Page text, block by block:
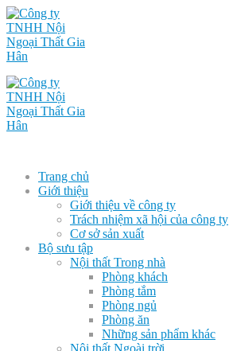
Trang chủ
Giới thiệu
Giới thiệu về công ty
Trách nhiệm xã hội của công ty
Cơ sở sản xuất
Bộ sưu tập
Nội thất Trong nhà
Phòng khách
Phòng tắm
Phòng ngủ
Phòng ăn
Những sản phẩm khác
Nội thất Ngoài trời